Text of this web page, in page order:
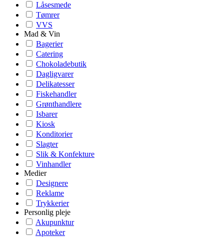
Låsesmede
Tømrer
VVS
Mad & Vin
Bagerier
Catering
Chokoladebutik
Dagligvarer
Delikatesser
Fiskehandler
Grønthandlere
Isbarer
Kiosk
Konditorier
Slagter
Slik & Konfekture
Vinhandler
Medier
Designere
Reklame
Trykkerier
Personlig pleje
Akupunktur
Apoteker